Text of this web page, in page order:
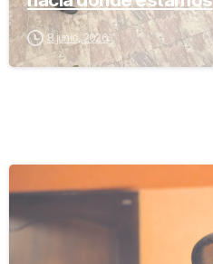
8 junio, 2026